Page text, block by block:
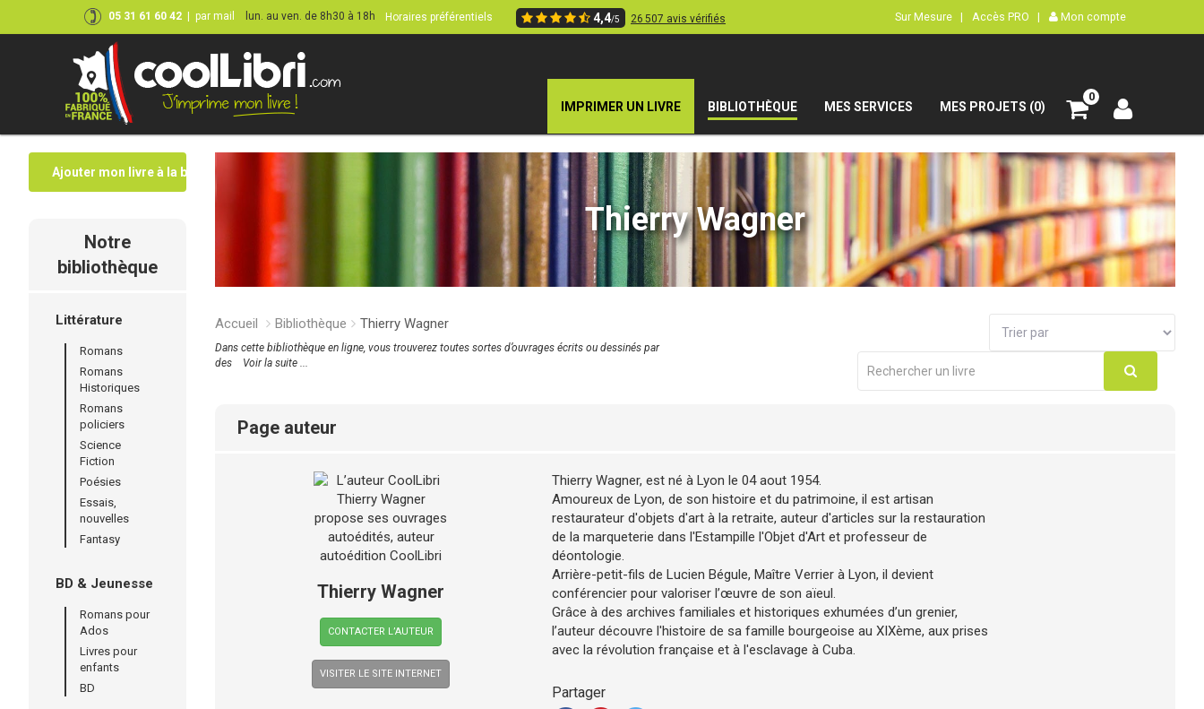
05 31 61 60 42 par mail lun. au ven. de 8h30 à 18h Horaires préférentiels 4,4/5 26 507 avis vérifiés Sur Mesure | Accès PRO | Mon compte
IMPRIMER UN LIVRE BIBLIOTHÈQUE MES SERVICES MES PROJETS (0)
0
Ajouter mon livre à la bibliothèque
Notre
bibliothèque
Littérature
Romans
Romans
Historiques
Romans
policiers
Science
Fiction
Poésies
Essais,
nouvelles
Fantasy
BD & Jeunesse
Romans pour
Ados
Livres pour
enfants
BD
Thierry Wagner
Accueil Bibliothèque Thierry Wagner
Dans cette bibliothèque en ligne, vous trouverez toutes sortes d’ouvrages écrits ou dessinés par
des
Voir la suite ...
page auteur
Thierry Wagner
CONTACTER L’AUTEUR
VISITER LE SITE INTERNET
Thierry Wagner, est né à Lyon le 04 aout 1954.
Amoureux de Lyon, de son histoire et du patrimoine, il est artisan
restaurateur d'objets d'art à la retraite, auteur d'articles sur la restauration
de la marqueterie dans l'Estampille l'Objet d'Art et professeur de
déontologie.
Arrière-petit-fils de Lucien Bégule, Maître Verrier à Lyon, il devient
conférencier pour valoriser l’œuvre de son aïeul.
Grâce à des archives familiales et historiques exhumées d’un grenier,
l’auteur découvre l'histoire de sa famille bourgeoise au XIXème, aux prises
avec la révolution française et à l'esclavage à Cuba.
Partager